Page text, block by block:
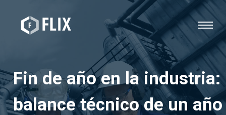
Fin de año en la industria:
balance técnico de un año